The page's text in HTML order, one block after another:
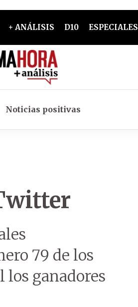
+ ANÁLISIS D10 ESPECIALES
Noticias positivas
79 de los
los ganadores